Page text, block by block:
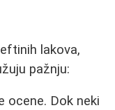
lakova,
pažnju:
ocene. Dok neki